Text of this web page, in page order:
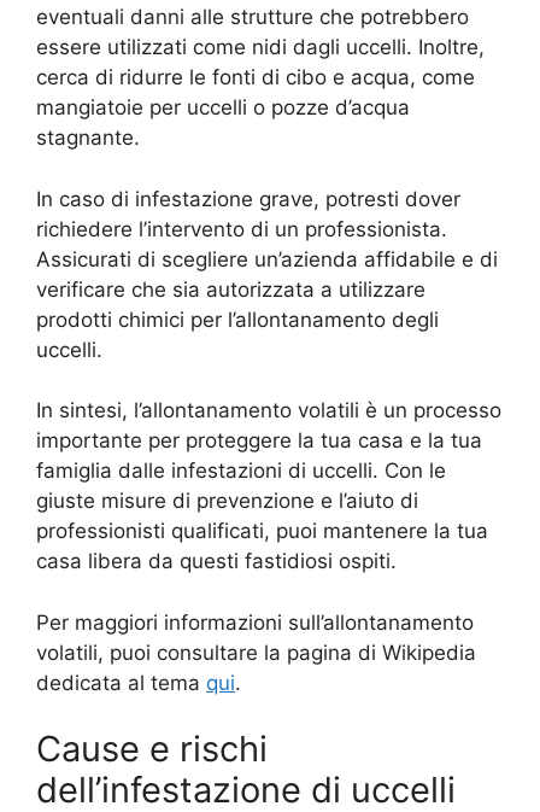
eventuali danni alle strutture che potrebbero
essere utilizzati come nidi dagli uccelli. Inoltre,
cerca di ridurre le fonti di cibo e acqua, come
mangiatoie per uccelli o pozze d’acqua
stagnante.
In caso di infestazione grave, potresti dover
richiedere l’intervento di un professionista.
Assicurati di scegliere un’azienda affidabile e di
verificare che sia autorizzata a utilizzare
prodotti chimici per l’allontanamento degli
uccelli.
In sintesi, l’allontanamento volatili è un processo
importante per proteggere la tua casa e la tua
famiglia dalle infestazioni di uccelli. Con le
giuste misure di prevenzione e l’aiuto di
professionisti qualificati, puoi mantenere la tua
casa libera da questi fastidiosi ospiti.
Per maggiori informazioni sull’allontanamento
volatili, puoi consultare la pagina di Wikipedia
dedicata al tema qui.
Cause e rischi
dell’infestazione di uccelli